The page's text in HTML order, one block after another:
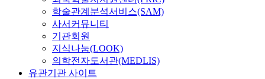
학술관계분석서비스(SAM)
사서커뮤니티
기관회원
지식나눔(LOOK)
의학전자도서관(MEDLIS)
유관기관 사이트